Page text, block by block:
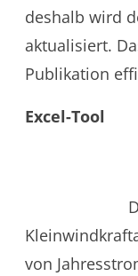
deshalb wird
aktualisiert.
Publikation
Excel-Tool
von